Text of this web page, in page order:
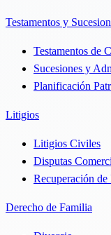
Testamentos y
Testamentos de
Sucesiones y
Planificación
Litigios
Litigios Civiles
Disputas
Recuperación de
Derecho de Familia